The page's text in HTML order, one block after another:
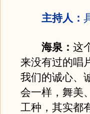
主持人：
海泉： 这
来没有过的唱
我们的诚心、
会一样，舞美
工种，其实都